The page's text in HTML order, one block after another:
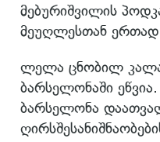
მებურიშვილის
მეუღლესთან ერთად
ლელა ცნობილ
ბარსელონაში
ბარსელონა